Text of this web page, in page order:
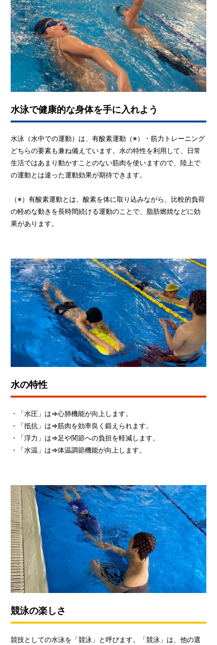
水泳で健康的な身体を手に入れよう
水泳（水中での運動）は、有酸素運動（※）・筋力トレーニング
どちらの要素も兼ね備えています。水の特性を利用して、日常
生活ではあまり動かすことのない筋肉を使いますので、陸上で
の運動とは違った運動効果が期待できます。
（※）有酸素運動とは、酸素を体に取り込みながら、比較的負荷
の軽めな動きを長時間続ける運動のことで、脂肪燃焼などに効
果があります。
水の特性
・「水圧」は⇒心肺機能が向上します。
・「抵抗」は⇒筋肉を効率良く鍛えられます。
・「浮力」は⇒足や関節への負担を軽減します。
・「水温」は⇒体温調節機能が向上します。
競泳の楽しさ
競技としての水泳を「競泳」と呼びます。「競泳」は、他の選